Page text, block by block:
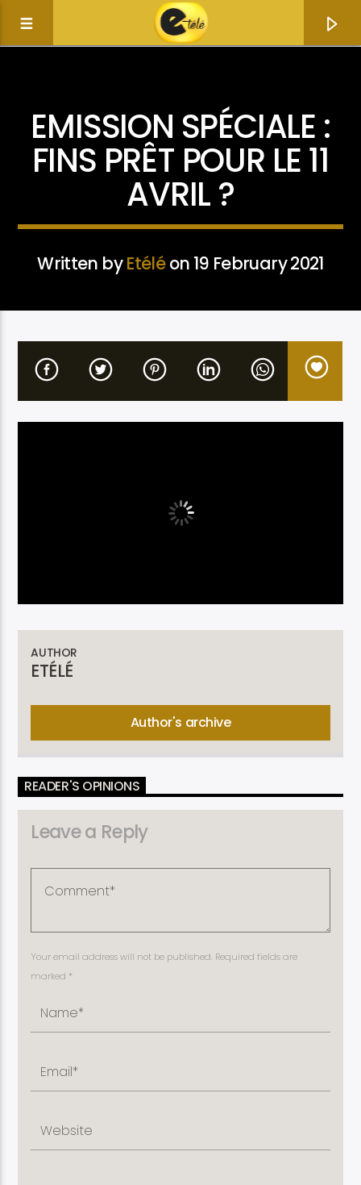
Artist
EMISSION SPÉCIALE :
FINS PRÊT POUR LE 11
AVRIL ?
Written byEtéléon 19 February 2021
AUTHOR
ETÉLÉ
Author's archive
READER'S OPINIONS
Leave a Reply
Your email address will not be published. Required fields are
marked *